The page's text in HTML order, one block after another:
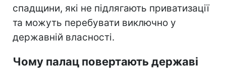
спадщини, які не підлягають приватизації
та можуть перебувати виключно у
державній власності.
Чому палац повертають державі